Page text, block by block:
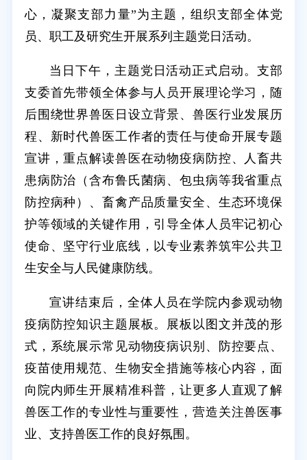
心，凝聚支部力量”为主题，组织支部全体党
员、职工及研究生开展系列主题党日活动。
当日下午，主题党日活动正式启动。支部
支委首先带领全体参与人员开展理论学习，随
后围绕世界兽医日设立背景、兽医行业发展历
程、新时代兽医工作者的责任与使命开展专题
宣讲，重点解读兽医在动物疫病防控、人畜共
患病防治（含布鲁氏菌病、包虫病等我省重点
防控病种）、畜禽产品质量安全、生态环境保
护等领域的关键作用，引导全体人员牢记初心
使命、坚守行业底线，以专业素养筑牢公共卫
生安全与人民健康防线。
宣讲结束后，全体人员在学院内参观动物
疫病防控知识主题展板。展板以图文并茂的形
式，系统展示常见动物疫病识别、防控要点、
疫苗使用规范、生物安全措施等核心内容，面
向院内师生开展精准科普，让更多人直观了解
兽医工作的专业性与重要性，营造关注兽医事
业、支持兽医工作的良好氛围。